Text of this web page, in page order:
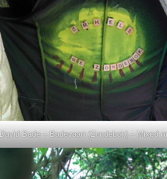
David Bade – Badevaart (Zondebok) – Mixed